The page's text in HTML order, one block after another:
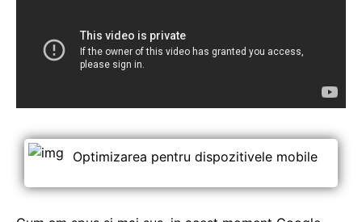
Optimizarea pentru dispozitivele mobile